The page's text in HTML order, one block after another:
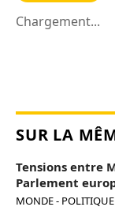
Chargement...
SUR LA
Tensions entre
Parlement
MONDE - POLITIQUE